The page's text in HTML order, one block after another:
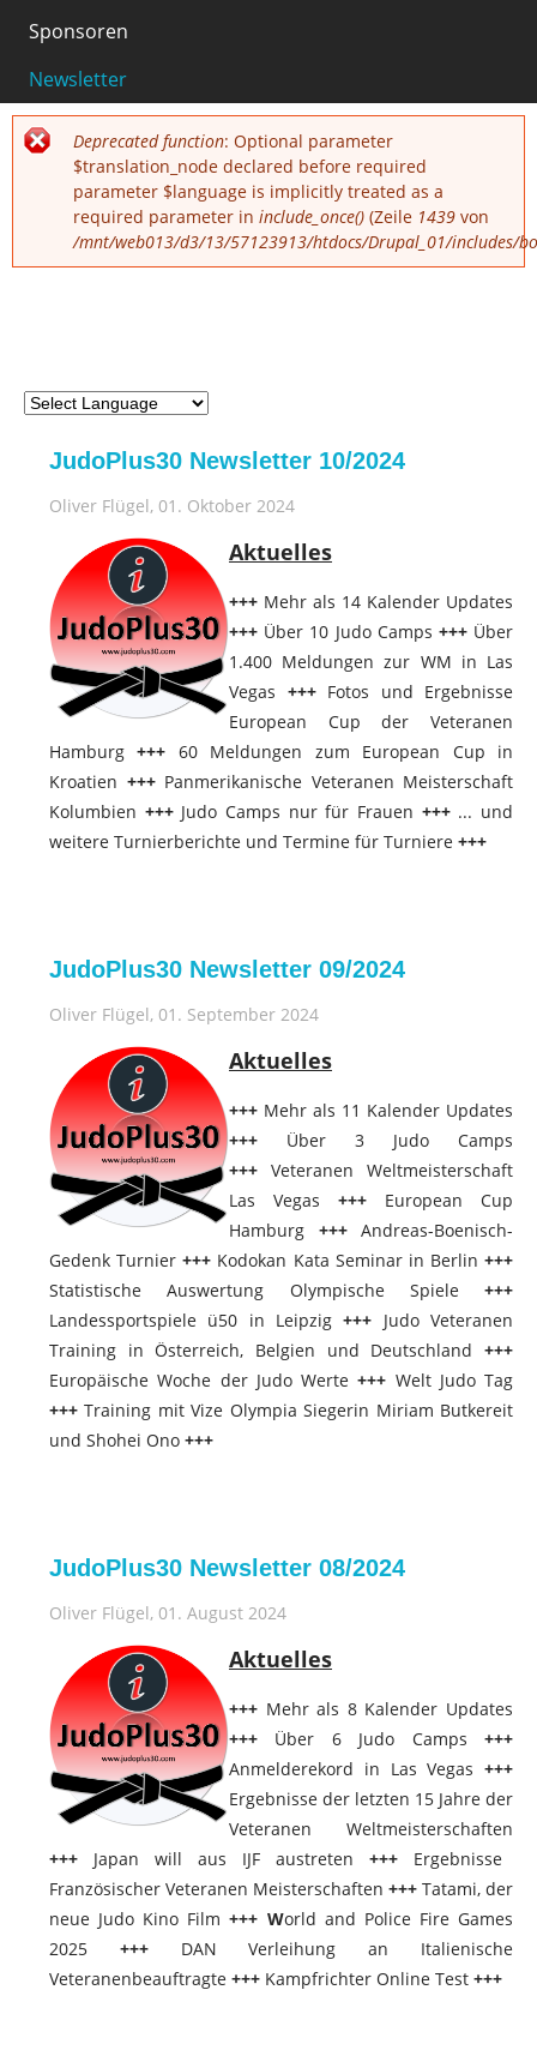
Sponsoren
Newsletter
Fehlermeldung
Deprecated function: Optional parameter
$translation_node declared before required
parameter $language is implicitly treated as a
required parameter in include_once() (Zeile 1439 von
/mnt/web013/d3/13/57123913/htdocs/Drupal_01/includes/
JudoPlus30 Newsletter 10/2024
Oliver Flügel, 01. Oktober 2024
Aktuelles
+++ Mehr als 14 Kalender Updates
+++ Über 10 Judo Camps +++ Über
1.400 Meldungen zur WM in Las
Vegas +++ Fotos und Ergebnisse
European Cup der Veteranen
Hamburg+++ 60 Meldungen zum European Cup in
Kroatien +++Panmerikanische Veteranen Meisterschaft
Kolumbien +++Judo Camps nur für Frauen +++... und
weitere Turnierberichte und Termine für Turniere +++
JudoPlus30 Newsletter 09/2024
Oliver Flügel, 01. September 2024
Aktuelles
+++ Mehr als 11 Kalender Updates
+++ Über 3 Judo Camps
+++ Veteranen Weltmeisterschaft
Las Vegas +++ European Cup
Hamburg +++Andreas-Boenisch-
Gedenk Turnier+++ Kodokan Kata Seminar in Berlin +++
Statistische Auswertung Olympische Spiele +++
Landessportspiele ü50 in Leipzig+++ Judo Veteranen
Training in Österreich, Belgien und Deutschland +++
Europäische Woche der Judo Werte+++ Welt Judo Tag
+++ Training mit Vize Olympia Siegerin Miriam Butkereit
und Shohei Ono +++
JudoPlus30 Newsletter 08/2024
Oliver Flügel, 01. August 2024
Aktuelles
+++ Mehr als 8 Kalender Updates
+++ Über 6 Judo Camps +++
Anmelderekord in Las Vegas +++
Ergebnisse der letzten 15 Jahre der
Veteranen Weltmeisterschaften
+++ Japan will aus IJF austreten +++ Ergebnisse
Französischer Veteranen Meisterschaften +++ Tatami, der
neue Judo Kino Film +++ World and Police Fire Games
2025 +++ DAN Verleihung an Italienische
Veteranenbeauftragte +++ Kampfrichter Online Test +++